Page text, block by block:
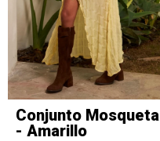
Conjunto Mosqueta
- Amarillo